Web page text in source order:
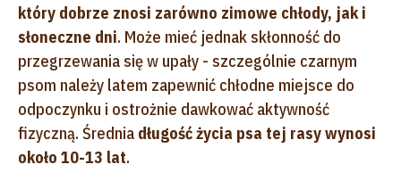
który dobrze znosi zarówno zimowe chłody, jak i
słoneczne dni. Może mieć jednak skłonność do
przegrzewania się w upały - szczególnie czarnym
psom należy latem zapewnić chłodne miejsce do
odpoczynku i ostrożnie dawkować aktywność
fizyczną. Średnia długość życia psa tej rasy wynosi
około 10-13 lat.